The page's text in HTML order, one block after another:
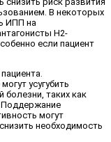
В некоторых
ИПП на
H2-
если пациент
усугубить
таких как
могут
необходимость